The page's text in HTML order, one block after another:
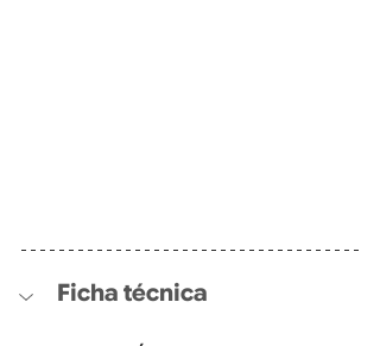
Ficha técnica